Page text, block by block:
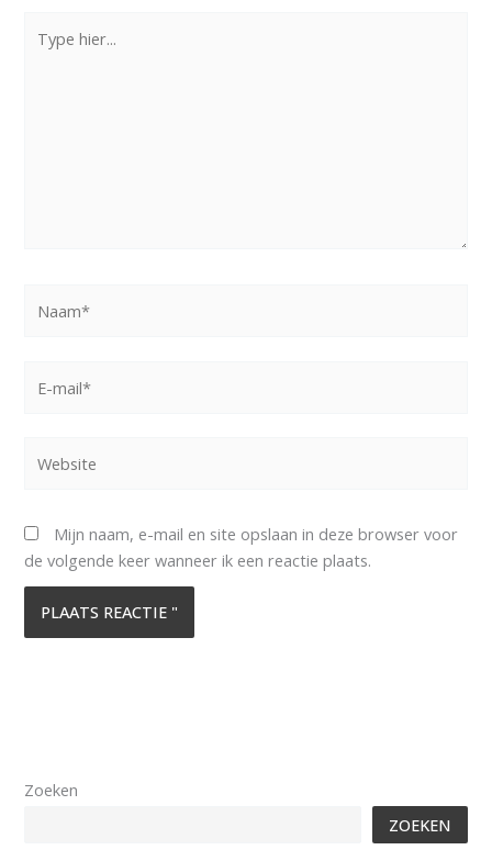
hier...
mail*
Mijn naam, e-mail en site opslaan in deze browser voor
de volgende keer wanneer ik een reactie plaats.
Zoeken
ZOEKEN